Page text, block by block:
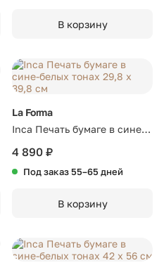
В корзину
La Forma
Inca Печать бумаге в сине-
белых тонах 29,8 x 39,8 см
4 890 ₽
Под заказ 55–65 дней
В корзину